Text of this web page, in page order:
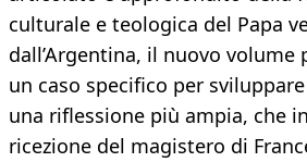
culturale e teologica del Papa
dall’Argentina, il nuovo volume
un caso specifico per
una riflessione più ampia, che
ricezione del magistero di